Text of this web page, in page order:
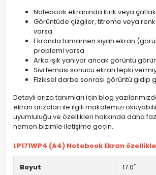
Notebook ekranında kırık veya
Görüntüde çizgiler, titreme veya
varsa
Ekranda tamamen siyah ekran
problemi varsa
Arka ışık yanıyor ancak görüntü
Sıvı teması sonucu ekran tepki
Fiziksel darbe sonrası görüntü gidip
Detaylı arıza tanımları için blog
ekran arızaları ile ilgili makalemizi
uyumluluğu ve özellikleri hakkında daha
hemen bizimle iletişime geçin.
LP171WP4 (A4) Notebook Ekran
Boyut 17.0''